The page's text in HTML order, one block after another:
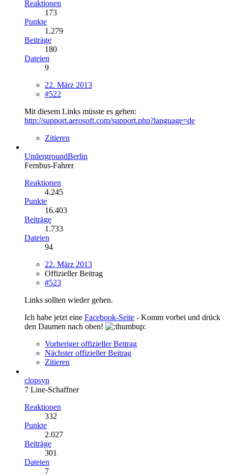
Reaktionen
173
Punkte
1.279
Beiträge
180
Dateien
9
22. März 2013
#522
Mit diesem Links müsste es gehen:
http://support.aerosoft.com/support.php?language=de
Zitieren
UndergroundBerlin
Fernbus-Fahrer
Reaktionen
4.245
Punkte
16.403
Beiträge
1.733
Dateien
94
22. März 2013
Offizieller Beitrag
#523
Links sollten wieder gehen.
Ich habe jetzt eine Facebook-Seite - Komm vorbei und drück
den Daumen nach oben!
Vorheriger offizieller Beitrag
Nächster offizieller Beitrag
Zitieren
clopsyn
7 Line-Schaffner
Reaktionen
332
Punkte
2.027
Beiträge
301
Dateien
7